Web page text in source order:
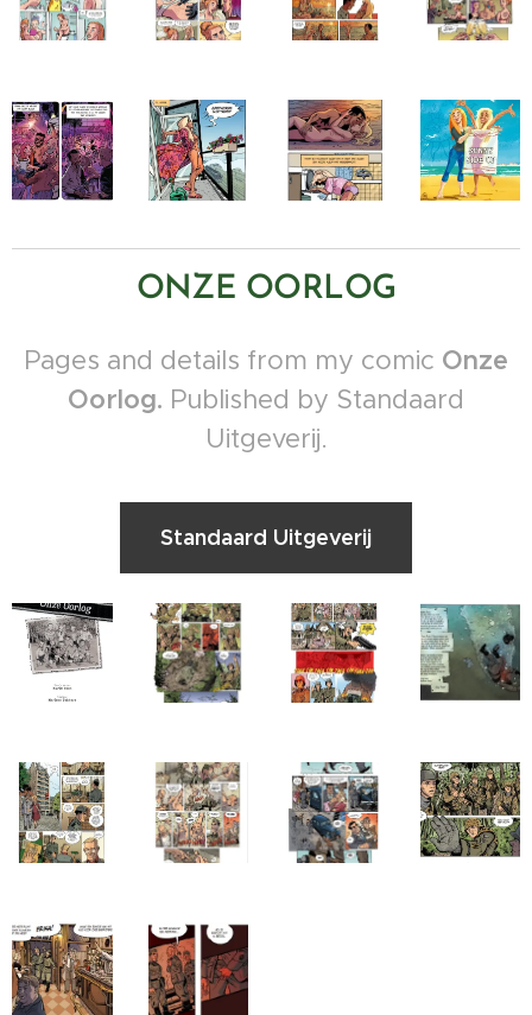
ONZE OORLOG
Pages and details from my comic Onze
Oorlog. Published by Standaard
Uitgeverij.
Standaard Uitgeverij